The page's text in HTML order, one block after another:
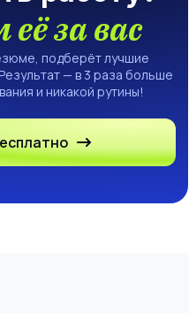
за вас
подберёт лучшие
— в 3 раза больше
и никакой рутины!